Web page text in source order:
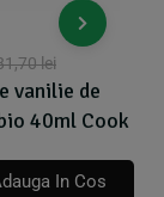
Extract de
30ml, Nat-ali
29,78